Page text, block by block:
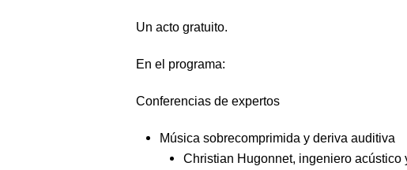
Un acto gratuito.
En el programa:
Conferencias de expertos
Música sobrecomprimida y deriva auditiva
Christian Hugonnet, ingeniero